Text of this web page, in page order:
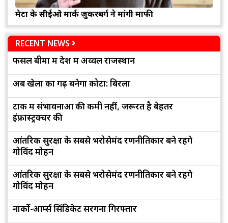
मेटा के सीईओ मार्क जुकरबर्ग ने मांगी माफी
RECENT NEWS
फसल बीमा में देश में अव्वल राजस्थान
अब खेलों का गढ़ बनेगा कोटा: बिरला
टोंक में संभावनाओं की कमी नहीं, जरूरत है बेहतर
इंफ्रास्ट्रक्चर की
आंतरिक सुरक्षा के सबसे भरोसेमंद रणनीतिकार बने रहेंगे
गोविंद मोहन
आंतरिक सुरक्षा के सबसे भरोसेमंद रणनीतिकार बने रहेंगे
गोविंद मोहन
नार्को-आर्म्स सिंडिकेट सरगना गिरफ्तार